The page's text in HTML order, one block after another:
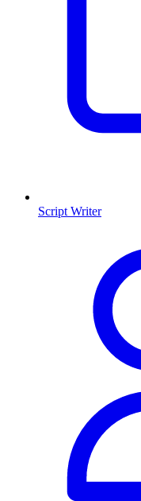
Script Writer